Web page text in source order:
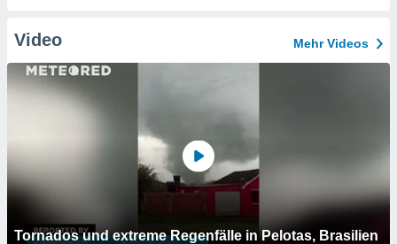
Video Mehr Videos
Tornados und extreme Regenfälle in Pelotas, Brasilien